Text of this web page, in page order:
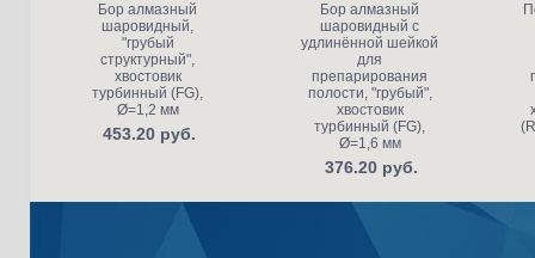
Бор алмазный
шаровидный,
"грубый
структурный",
хвостовик
турбинный (FG),
Ø=1,2 мм
453.20 руб.
Бор алмазный
шаровидный с
удлинённой шейкой
для
препарирования
полости, "грубый",
хвостовик
турбинный (FG),
Ø=1,6 мм
376.20 руб.